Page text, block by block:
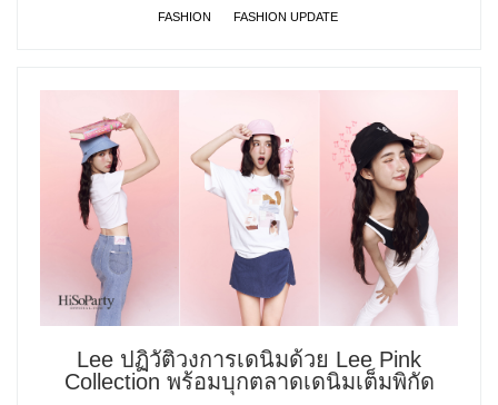
FASHION FASHION UPDATE
Lee ปฏิวัติวงการเดนิมด้วย Lee Pink
Collection พร้อมบุกตลาดเดนิมเต็มพิกัด